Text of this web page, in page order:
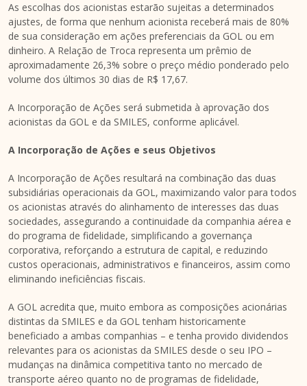
As escolhas dos acionistas estarão sujeitas a determinados
ajustes, de forma que nenhum acionista receberá mais de 80%
de sua consideração em ações preferenciais da GOL ou em
dinheiro. A Relação de Troca representa um prêmio de
aproximadamente 26,3% sobre o preço médio ponderado pelo
volume dos últimos 30 dias de R$ 17,67.
A Incorporação de Ações será submetida à aprovação dos
acionistas da GOL e da SMILES, conforme aplicável.
A Incorporação de Ações e seus Objetivos
A Incorporação de Ações resultará na combinação das duas
subsidiárias operacionais da GOL, maximizando valor para todos
os acionistas através do alinhamento de interesses das duas
sociedades, assegurando a continuidade da companhia aérea e
do programa de fidelidade, simplificando a governança
corporativa, reforçando a estrutura de capital, e reduzindo
custos operacionais, administrativos e financeiros, assim como
eliminando ineficiências fiscais.
A GOL acredita que, muito embora as composições acionárias
distintas da SMILES e da GOL tenham historicamente
beneficiado a ambas companhias – e tenha provido dividendos
relevantes para os acionistas da SMILES desde o seu IPO –
mudanças na dinâmica competitiva tanto no mercado de
transporte aéreo quanto no de programas de fidelidade,